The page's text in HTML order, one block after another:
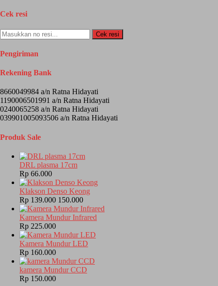
Cek resi
Cek resi
Pengiriman
Rekening Bank
8660049984 a/n Ratna Hidayati
1190006501991 a/n Ratna Hidayati
0240065258 a/n Ratna Hidayati
039901005093506 a/n Ratna Hidayati
Produk Sale
DRL plasma 17cm
Rp 66.000
Klakson Denso Keong
Rp 139.000 150.000
Kamera Mundur Infrared
Rp 225.000
Kamera Mundur LED
Rp 160.000
kamera Mundur CCD
Rp 150.000